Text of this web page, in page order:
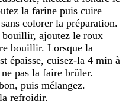
la farine puis cuire
colorer la préparation.
ajoutez le roux
bouillir. Lorsque la
épaisse, cuisez-la 4 min à
pas la faire brûler.
puis mélangez.
refroidir.